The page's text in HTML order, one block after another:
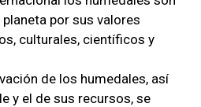
por sus valores
culturales, científicos y
de los humedales, así
y el de sus recursos, se